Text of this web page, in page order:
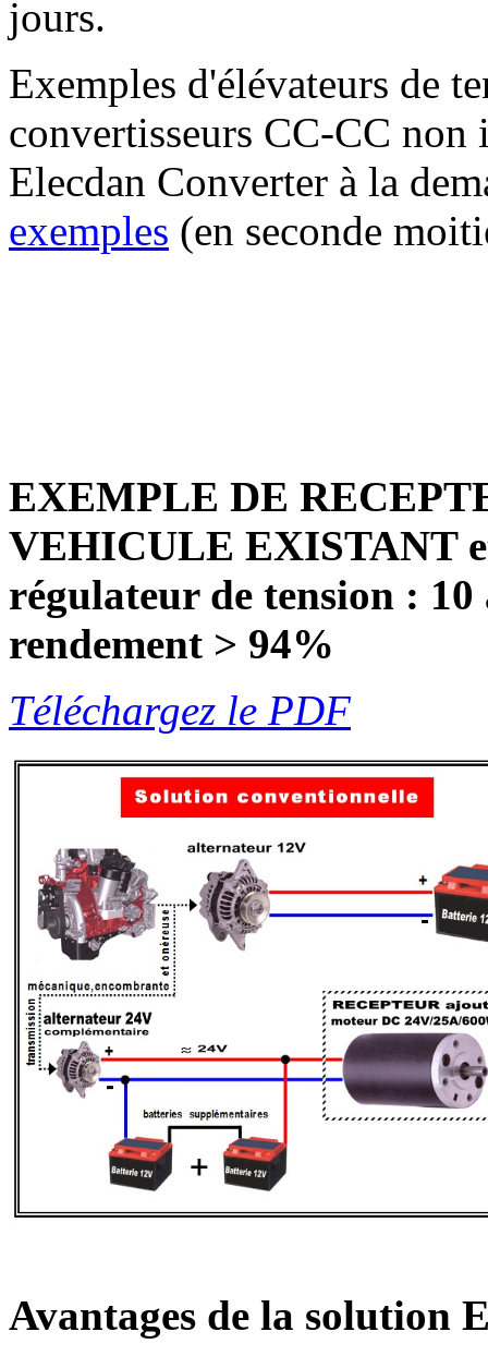
jours.
Exemples d'élévateurs de
convertisseurs CC-CC non
Elecdan Converter à la
exemples (en seconde
EXEMPLE DE
VEHICULE EXISTANT
régulateur de tension :
rendement > 94%
Téléchargez le PDF
Avantages de la solution